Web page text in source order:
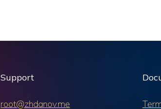
Support
root@zhdanov.me